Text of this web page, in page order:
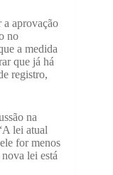
a aprovação
no
a medida
que já há
registro,
na
lei atual
for menos
lei está